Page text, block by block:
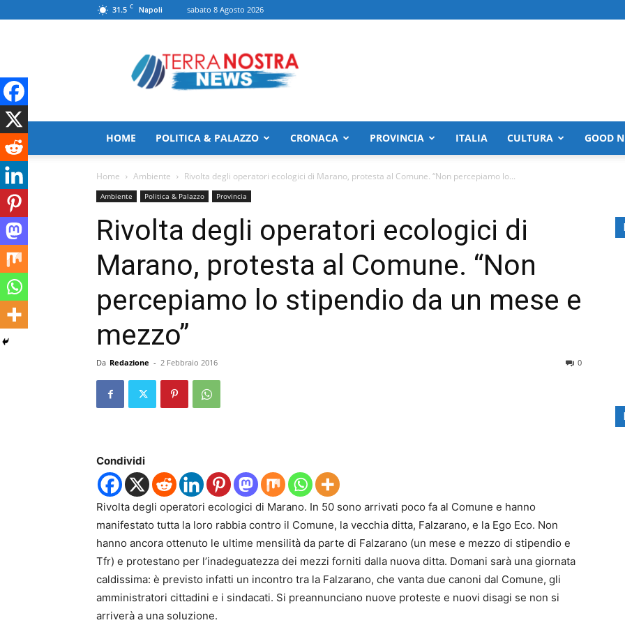
31.5 C Napoli sabato 8 Agosto 2026
HOME POLITICA & PALAZZO CRONACA PROVINCIA ITALIA CULTURA GOOD
Home Ambiente Rivolta degli operatori ecologici di Marano, protesta al Comune. “Non percepiamo lo...
Ambiente Politica & Palazzo Provincia
Rivolta degli operatori ecologici di
Marano, protesta al Comune. “Non
percepiamo lo stipendio da un mese e
mezzo”
Da Redazione - 2 Febbraio 2016 0
Condividi
Rivolta degli operatori ecologici di Marano. In 50 sono arrivati poco fa al Comune e hanno
manifestato tutta la loro rabbia contro il Comune, la vecchia ditta, Falzarano, e la Ego Eco. Non
hanno ancora ottenuto le ultime mensilità da parte di Falzarano (un mese e mezzo di stipendio e
Tfr) e protestano per l’inadeguatezza dei mezzi forniti dalla nuova ditta. Domani sarà una giornata
caldissima: è previsto infatti un incontro tra la Falzarano, che vanta due canoni dal Comune, gli
amministratori cittadini e i sindacati. Si preannunciano nuove proteste e nuovi disagi se non si
arriverà a una soluzione.